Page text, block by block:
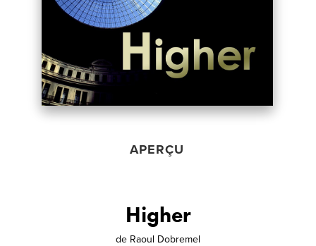
APERÇU
Higher
de Raoul Dobremel